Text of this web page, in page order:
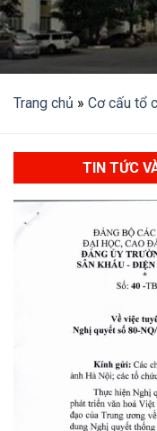
Trang chủ » Cơ cấu tổ
TIN TỨC